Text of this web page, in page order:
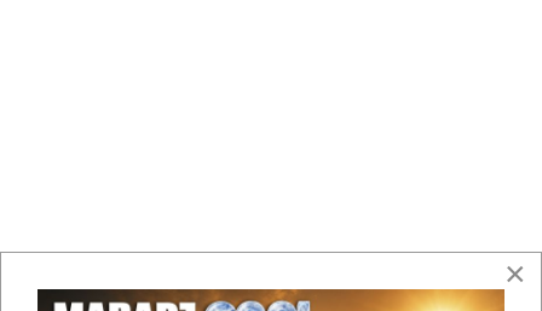
Geberit PE hollandi: Alapanyag=PP, ×